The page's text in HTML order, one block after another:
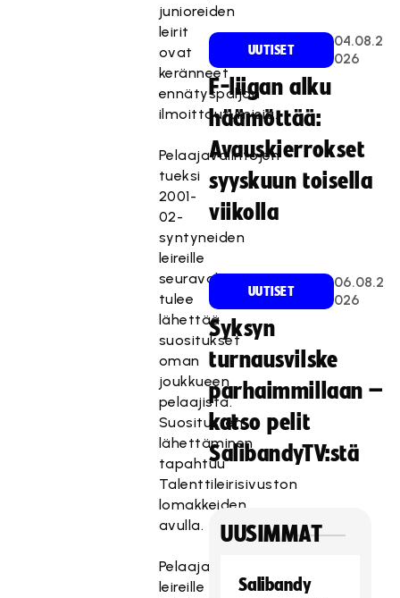
junioreiden
leirit
ovat
keränneet
ennätyspaljon
ilmoittautumisia.
Pelaajavalintojen
tueksi
2001-
02-
syntyneiden
leireille
seuravalmentajien
tulee
lähettää
suositukset
oman
joukkueen
pelaajista.
Suositusten
lähettäminen
tapahtuu
Talenttileirisivuston
lomakkeiden
avulla.
Pelaajavalinnat
leireille
UUTISET
04.08.2
026
F-liigan alku
häämöttää:
Avauskierrokset
syyskuun toisella
viikolla
UUTISET
06.08.2
026
Syksyn
turnausvilske
parhaimmillaan –
katso pelit
SalibandyTV:stä
UUSIMMAT
Salibandy